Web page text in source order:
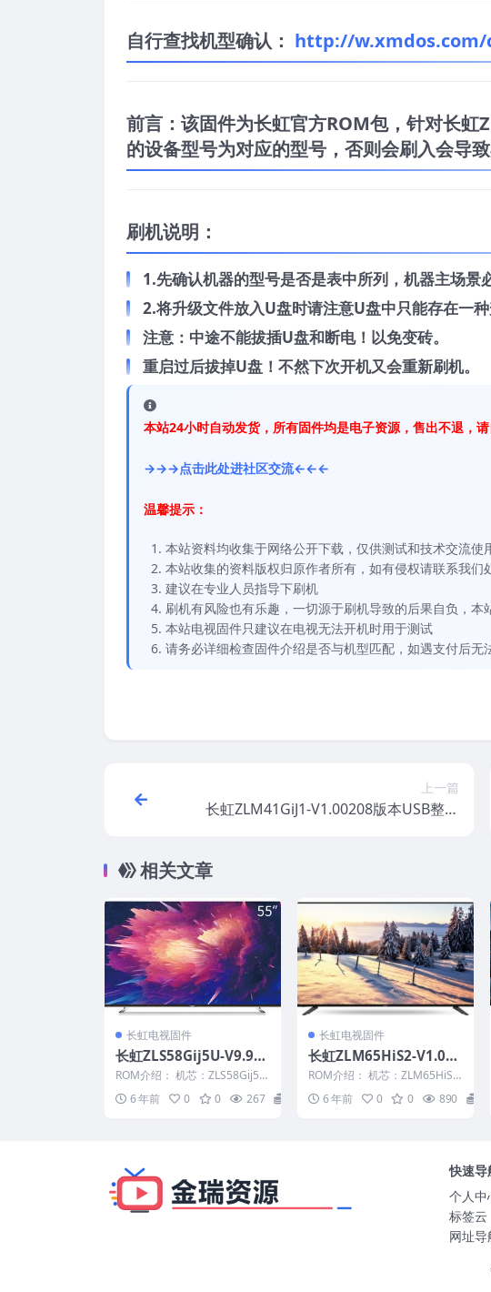
自行查找机型确认： http://w.xmdos.com/
前言： 该固件为长虹官方ROM包，针对长虹
的设备型号为对应的型号，否则会刷入会导
刷机说明：
1.先确认机器的型号是否是表中所列，机器主场景
2.将升级文件放入U盘时请注意U盘中只能存在一
注意：中途不能拔插U盘和断电！以免变砖。
重启过后拔掉U盘！不然下次开机又会重新刷机。
本站24小时自动发货，所有固件均是电子资源，售出不退，
→→→点击此处进社区交流←←←
温馨提示：
本站资料均收集于网络公开下载，仅供测试和技术交流使
本站收集的资料版权归原作者所有，如有侵权请联系我
建议在专业人员指导下刷机
刷机有风险也有乐趣，一切源于刷机导致的后果自负，本
本站电视固件只建议在电视无法开机时用于测试
请务必详细检查固件介绍是否与机型匹配，如遇支付后
上一篇
长虹ZLM41GiJ1-V1.00208版本USB整机
相关文章
长虹电视固件
长虹ZLS58Gij5U-V9.99
021工程机刷机固件下载
ROM介绍： 机芯：ZLS58Gij5U
固件版本：V9.99021 适用机
型：...6 年前 0 0 267
长虹电视固件
长虹ZLM65HiS2-V1.000
21版本USB整机软件刷机
固件下载
ROM介绍： 机芯：ZLM65HiS2
固件版本：V1.00021 长虹ZLM
6... 6 年前 0 0 890
快速导
个人中
标签云
网址导